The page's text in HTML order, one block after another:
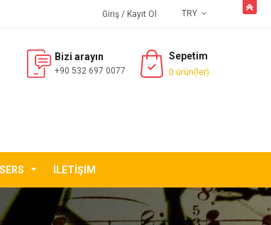
TRY
Giriş / Kayıt Ol
Bizi arayın
+90 532 697 0077
Sepetim
0 ürün(ler)
İLETIŞIM